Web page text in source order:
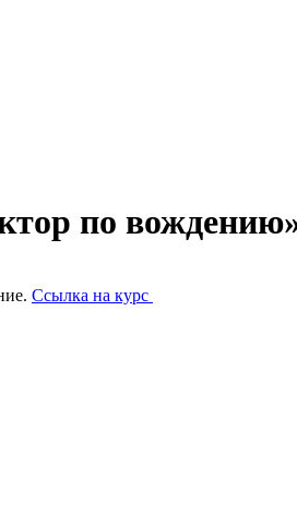
по
Ссылка на курс